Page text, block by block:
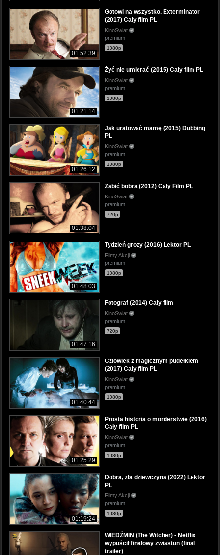
01:52:39
Gotowi na wszystko. Exterminator
(2017) Cały film PL
KinoSwiat
premium
1080p
01:21:14
Żyć nie umierać (2015) Cały film PL
KinoSwiat
premium
1080p
01:26:12
Jak uratować mamę (2015) Dubbing
PL
KinoSwiat
premium
1080p
01:38:04
Zabić bobra (2012) Cały Film PL
KinoSwiat
premium
720p
01:48:03
Tydzień grozy (2016) Lektor PL
Filmy Akcji
premium
1080p
01:47:16
Fotograf (2014) Cały film
KinoSwiat
premium
720p
01:40:44
Człowiek z magicznym pudełkiem
(2017) Cały film PL
KinoSwiat
premium
1080p
01:25:29
Prosta historia o morderstwie (2016)
Cały film PL
KinoSwiat
premium
1080p
01:19:24
Dobra, zła dziewczyna (2022) Lektor
PL
Filmy Akcji
premium
1080p
WIEDŹMIN (The Witcher) - Netflix
wypuścił finałowy zwiastun (final
trailer)